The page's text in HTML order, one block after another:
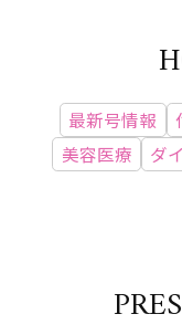
最新号情報
美容医療
ダ